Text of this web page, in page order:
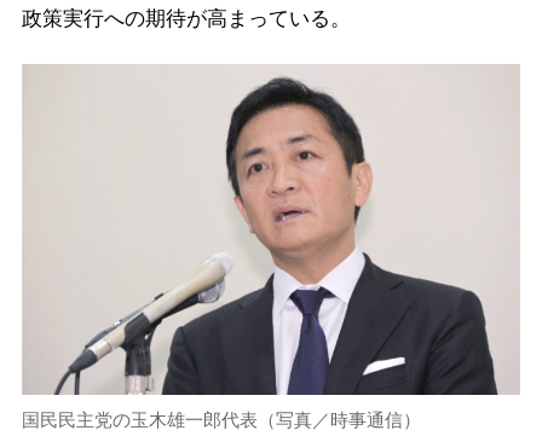
政策実行への期待が高まっている。
国民民主党の玉木雄一郎代表（写真／時事通信）